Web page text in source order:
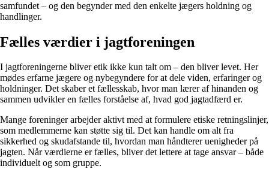
samfundet – og den begynder med den enkelte jægers holdning og
handlinger.
Fælles værdier i jagtforeningen
I jagtforeningerne bliver etik ikke kun talt om – den bliver levet. Her
mødes erfarne jægere og nybegyndere for at dele viden, erfaringer og
holdninger. Det skaber et fællesskab, hvor man lærer af hinanden og
sammen udvikler en fælles forståelse af, hvad god jagtadfærd er.
Mange foreninger arbejder aktivt med at formulere etiske retningslinjer,
som medlemmerne kan støtte sig til. Det kan handle om alt fra
sikkerhed og skudafstande til, hvordan man håndterer uenigheder på
jagten. Når værdierne er fælles, bliver det lettere at tage ansvar – både
individuelt og som gruppe.